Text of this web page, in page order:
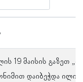
19 მაისის გაზეთ
დაიბეჭდა ილია